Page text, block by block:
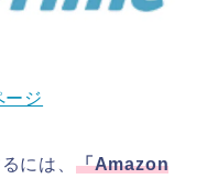
ージ
には、 「Amazon